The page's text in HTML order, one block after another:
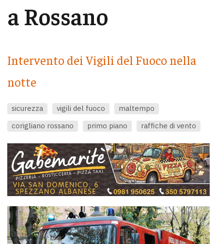
a Rossano
Intervento dei Vigili del Fuoco nella
notte
sicurezza vigili del fuoco
maltempo
corigliano rossano
primo piano raffiche di vento